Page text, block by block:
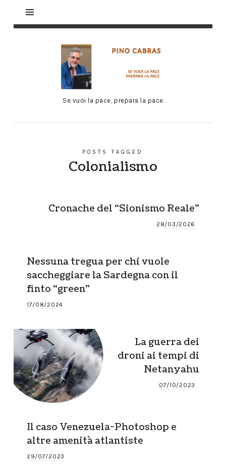
Se vuoi la pace, prepara la pace
POSTS TAGGED
Colonialismo
Cronache del “Sionismo Reale”
28/03/2026
Nessuna tregua per chi vuole
saccheggiare la Sardegna con il
finto “green”
17/08/2024
La guerra dei
droni ai tempi di
Netanyahu
07/10/2023
Il caso Venezuela-Photoshop e
altre amenità atlantiste
29/07/2023